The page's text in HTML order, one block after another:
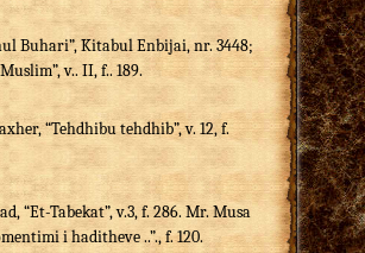
Buhari”, Kitabul Enbijai, nr. 3448;
v.. II, f.. 189.
“Tehdhibu tehdhib”, v. 12, f.
“Et-Tabekat”, v.3, f. 286. Mr. Musa
i haditheve ..”., f. 120.